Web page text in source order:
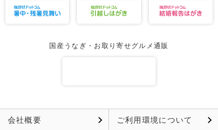
国産うなぎ・お取り寄せグルメ通販
会社概要 ご利用環境について